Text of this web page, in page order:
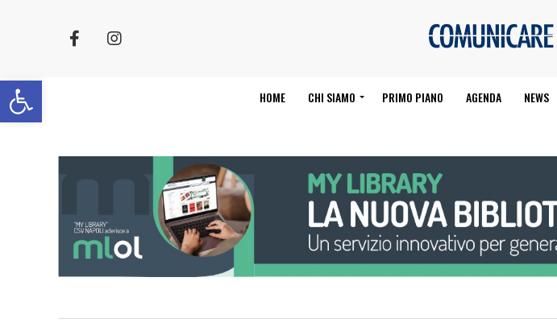
Apri la barra degli strumenti HOME CHI SIAMO PRIMO PIANO AGENDA NEWS